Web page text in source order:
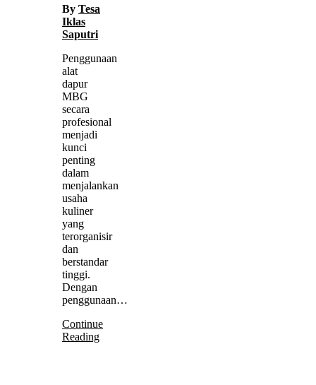
By Tesa
Iklas
Saputri
Penggunaan
alat
dapur
MBG
secara
profesional
menjadi
kunci
penting
dalam
menjalankan
usaha
kuliner
yang
terorganisir
dan
berstandar
tinggi.
Dengan
penggunaan…
Continue
Reading